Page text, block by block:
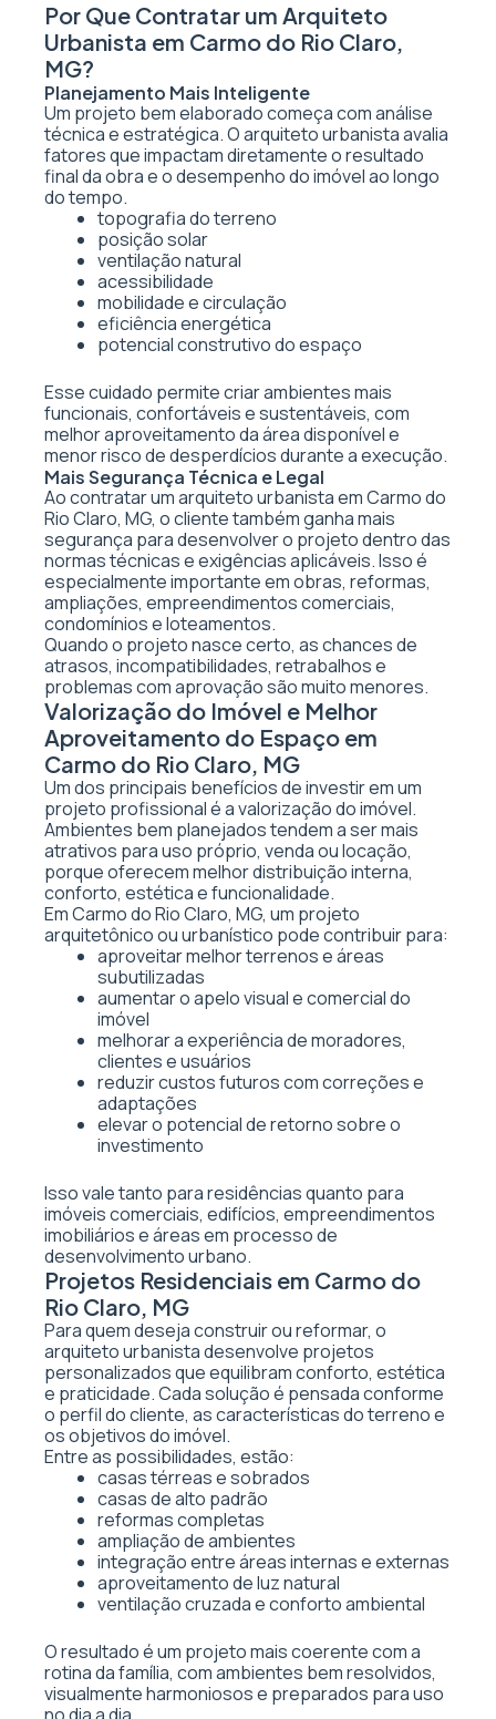
Por Que Contratar um Arquiteto
Urbanista em Carmo do Rio Claro,
MG?
Planejamento Mais Inteligente
Um projeto bem elaborado começa com análise
técnica e estratégica. O arquiteto urbanista avalia
fatores que impactam diretamente o resultado
final da obra e o desempenho do imóvel ao longo
do tempo.
topografia do terreno
posição solar
ventilação natural
acessibilidade
mobilidade e circulação
eficiência energética
potencial construtivo do espaço
Esse cuidado permite criar ambientes mais
funcionais, confortáveis e sustentáveis, com
melhor aproveitamento da área disponível e
menor risco de desperdícios durante a execução.
Mais Segurança Técnica e Legal
Ao contratar um arquiteto urbanista em Carmo do
Rio Claro, MG, o cliente também ganha mais
segurança para desenvolver o projeto dentro das
normas técnicas e exigências aplicáveis. Isso é
especialmente importante em obras, reformas,
ampliações, empreendimentos comerciais,
condomínios e loteamentos.
Quando o projeto nasce certo, as chances de
atrasos, incompatibilidades, retrabalhos e
problemas com aprovação são muito menores.
Valorização do Imóvel e Melhor
Aproveitamento do Espaço em
Carmo do Rio Claro, MG
Um dos principais benefícios de investir em um
projeto profissional é a valorização do imóvel.
Ambientes bem planejados tendem a ser mais
atrativos para uso próprio, venda ou locação,
porque oferecem melhor distribuição interna,
conforto, estética e funcionalidade.
Em Carmo do Rio Claro, MG, um projeto
arquitetônico ou urbanístico pode contribuir para:
aproveitar melhor terrenos e áreas
subutilizadas
aumentar o apelo visual e comercial do
imóvel
melhorar a experiência de moradores,
clientes e usuários
reduzir custos futuros com correções e
adaptações
elevar o potencial de retorno sobre o
investimento
Isso vale tanto para residências quanto para
imóveis comerciais, edifícios, empreendimentos
imobiliários e áreas em processo de
desenvolvimento urbano.
Projetos Residenciais em Carmo do
Rio Claro, MG
Para quem deseja construir ou reformar, o
arquiteto urbanista desenvolve projetos
personalizados que equilibram conforto, estética
e praticidade. Cada solução é pensada conforme
o perfil do cliente, as características do terreno e
os objetivos do imóvel.
Entre as possibilidades, estão:
casas térreas e sobrados
casas de alto padrão
reformas completas
ampliação de ambientes
integração entre áreas internas e externas
aproveitamento de luz natural
ventilação cruzada e conforto ambiental
O resultado é um projeto mais coerente com a
rotina da família, com ambientes bem resolvidos,
visualmente harmoniosos e preparados para uso